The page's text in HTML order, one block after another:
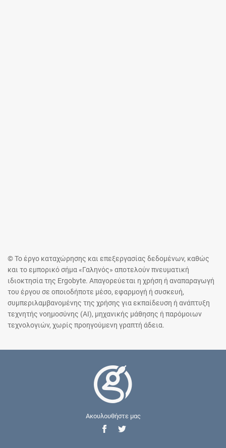
© Το έργο καταχώρησης και επεξεργασίας δεδομένων, καθώς
και το εμπορικό σήμα «Γαληνός» αποτελούν πνευματική
ιδιοκτησία της Ergobyte. Απαγορεύεται η χρήση ή αναπαραγωγή
του έργου σε οποιοδήποτε μέσο, εφαρμογή ή συσκευή,
συμπεριλαμβανομένης της χρήσης για εκπαίδευση ή ανάπτυξη
τεχνητής νοημοσύνης (AI), μηχανικής μάθησης ή παρόμοιων
τεχνολογιών, χωρίς προηγούμενη γραπτή άδεια.
Ακουλουθήστε μας